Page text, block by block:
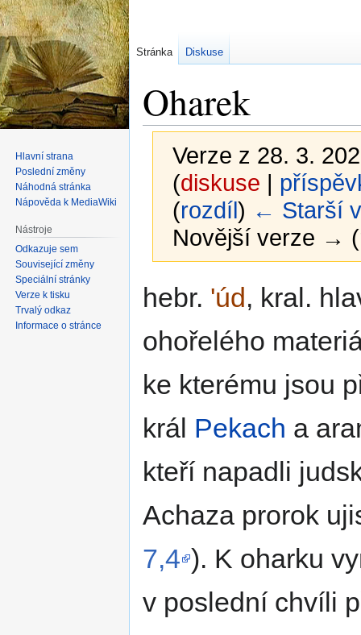
Oharek
Verze z 28. 3.
(diskuse |
(rozdíl) ← Starší
Novější verze →
nana
hebr. 'úd, kral.
ohořelého
ke kterému jsou
král Pekach a
kteří napadli
Achaza prorok
7,4 ). K oharku
v poslední chvíli
Stránka Diskuse
Hlavní strana
Poslední změny
Náhodná stránka
Nápověda k MediaWiki
Nástroje
Odkazuje sem
Související změny
Speciální stránky
Verze k tisku
Trvalý odkaz
Informace o stránce